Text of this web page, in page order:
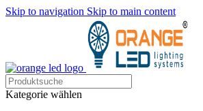
Skip to navigation Skip to main content
Kategorie wählen